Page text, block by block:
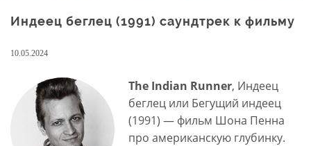
Индеец беглец (1991) саундтрек к фильму
10.05.2024
The Indian Runner, Индеец
беглец или Бегущий индеец
(1991) — фильм Шона Пенна
про американскую глубинку.